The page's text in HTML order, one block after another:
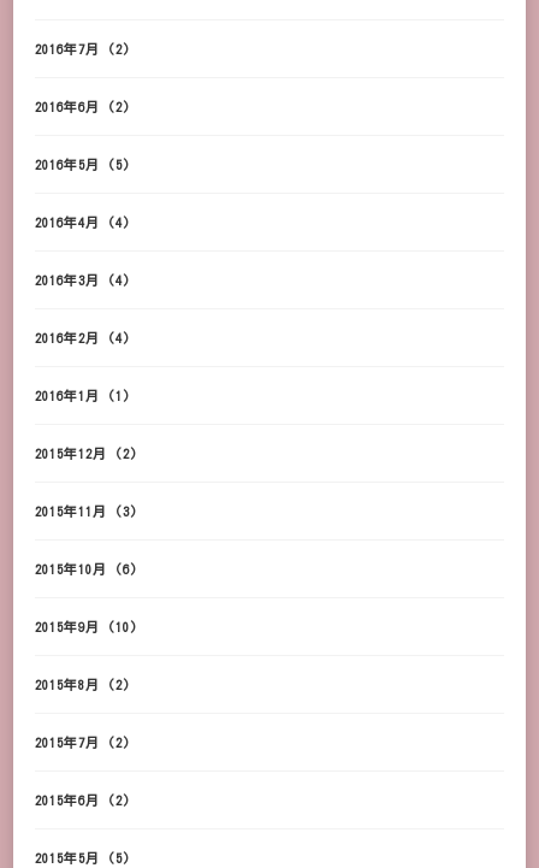
2016年7月 (2)
2016年6月 (2)
2016年5月 (5)
2016年4月 (4)
2016年3月 (4)
2016年2月 (4)
2016年1月 (1)
2015年12月 (2)
2015年11月 (3)
2015年10月 (6)
2015年9月 (10)
2015年8月 (2)
2015年7月 (2)
2015年6月 (2)
2015年5月 (5)